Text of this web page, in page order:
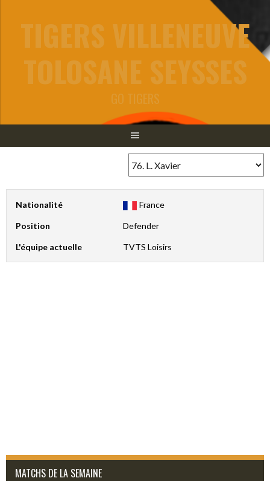
TIGERS VILLENEUVE
TOLOSANE SEYSSES
GO TIGERS
Nationalité France
Position Defender
L'équipe actuelle TVTS Loisirs
MATCHS DE LA SEMAINE